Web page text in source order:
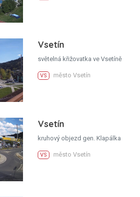
Vsetín
světelná křižovatka ve Vsetíně
VS město Vsetín
Vsetín
kruhový objezd gen. Klapálka
VS město Vsetín